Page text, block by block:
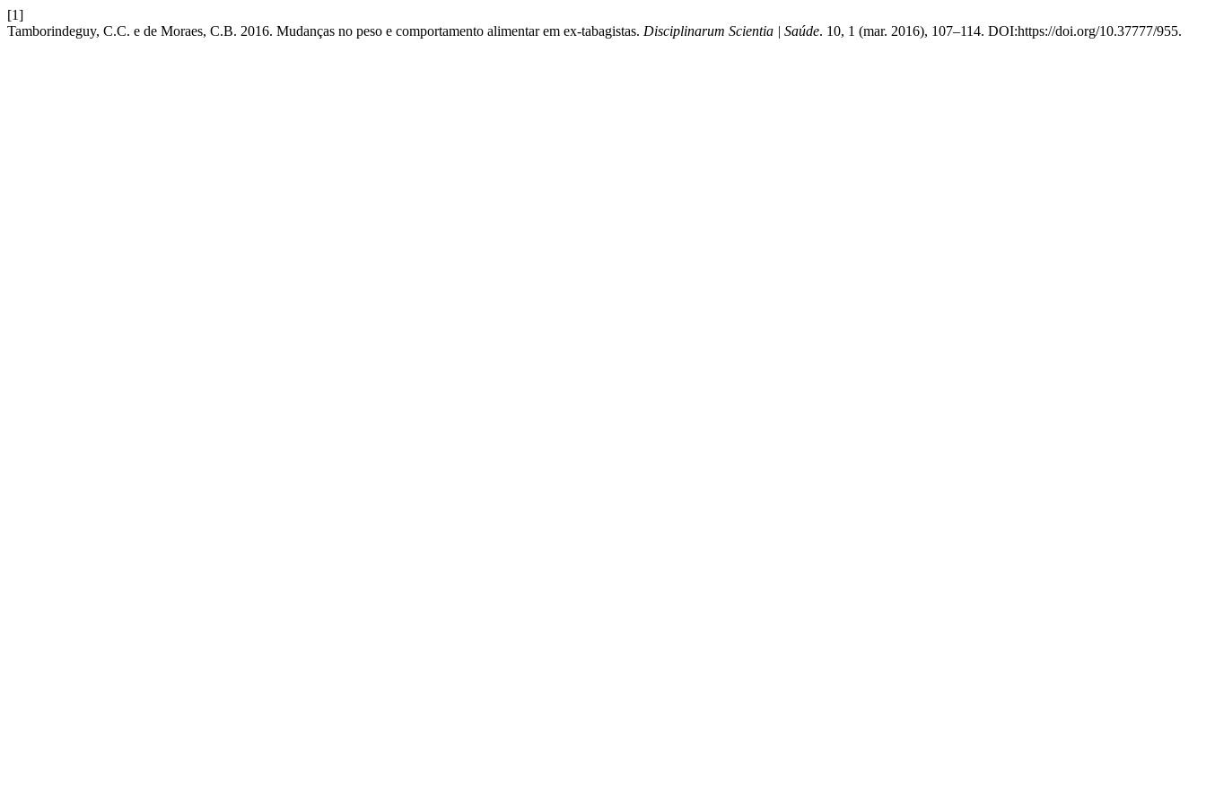
[1]
Tamborindeguy, C.C. e de Moraes, C.B. 2016. Mudanças no peso e comportamento alimentar em ex-tabagistas. Disciplinarum Scientia | Saúde. 10, 1 (mar. 2016), 107–114. DOI:https://doi.org/10.37777/955.